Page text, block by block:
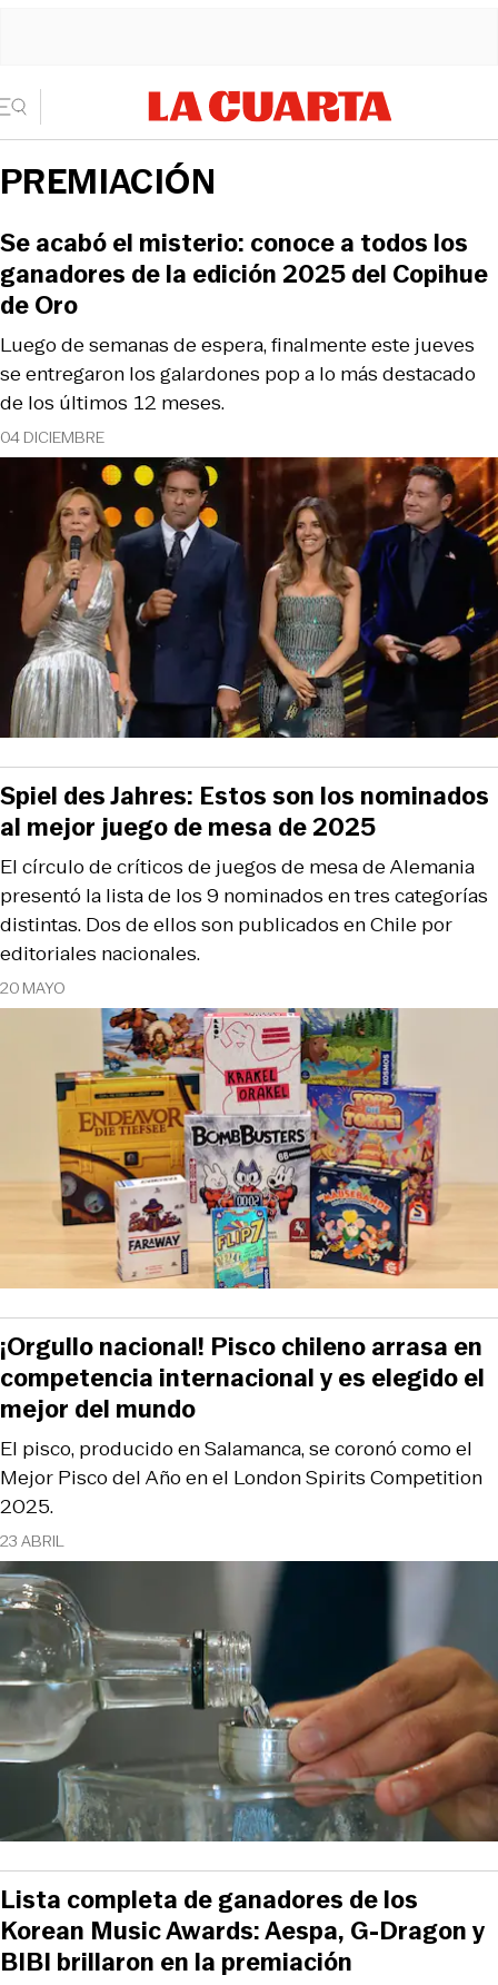
PREMIACIÓN
04 DICIEMBRE
Luego de semanas de espera, finalmente este jueves
se entregaron los galardones pop a lo más destacado
de los últimos 12 meses.
Se acabó el misterio: conoce a todos los
ganadores de la edición 2025 del Copihue
de Oro
20 MAYO
El círculo de críticos de juegos de mesa de Alemania
presentó la lista de los 9 nominados en tres categorías
distintas. Dos de ellos son publicados en Chile por
editoriales nacionales.
Spiel des Jahres: Estos son los nominados
al mejor juego de mesa de 2025
23 ABRIL
El pisco, producido en Salamanca, se coronó como el
Mejor Pisco del Año en el London Spirits Competition
2025.
¡Orgullo nacional! Pisco chileno arrasa en
competencia internacional y es elegido el
mejor del mundo
Lista completa de ganadores de los
Korean Music Awards: Aespa, G-Dragon y
BIBI brillaron en la premiación